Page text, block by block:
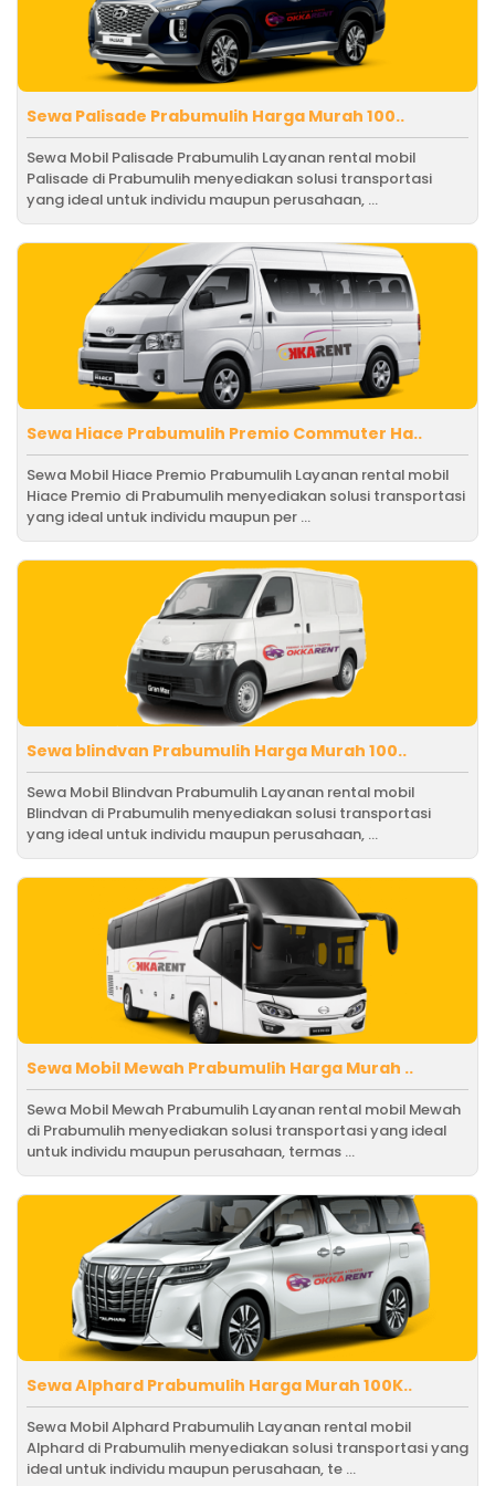
Sewa Palisade Prabumulih Harga Murah 100..
Sewa Mobil Palisade Prabumulih Layanan rental mobil
Palisade di Prabumulih menyediakan solusi transportasi
yang ideal untuk individu maupun perusahaan, ...
Sewa Hiace Prabumulih Premio Commuter Ha..
Sewa Mobil Hiace Premio Prabumulih Layanan rental mobil
Hiace Premio di Prabumulih menyediakan solusi transportasi
yang ideal untuk individu maupun per ...
Sewa blindvan Prabumulih Harga Murah 100..
Sewa Mobil Blindvan Prabumulih Layanan rental mobil
Blindvan di Prabumulih menyediakan solusi transportasi
yang ideal untuk individu maupun perusahaan, ...
Sewa Mobil Mewah Prabumulih Harga Murah ..
Sewa Mobil Mewah Prabumulih Layanan rental mobil Mewah
di Prabumulih menyediakan solusi transportasi yang ideal
untuk individu maupun perusahaan, termas ...
Sewa Alphard Prabumulih Harga Murah 100K..
Sewa Mobil Alphard Prabumulih Layanan rental mobil
Alphard di Prabumulih menyediakan solusi transportasi yang
ideal untuk individu maupun perusahaan, te ...